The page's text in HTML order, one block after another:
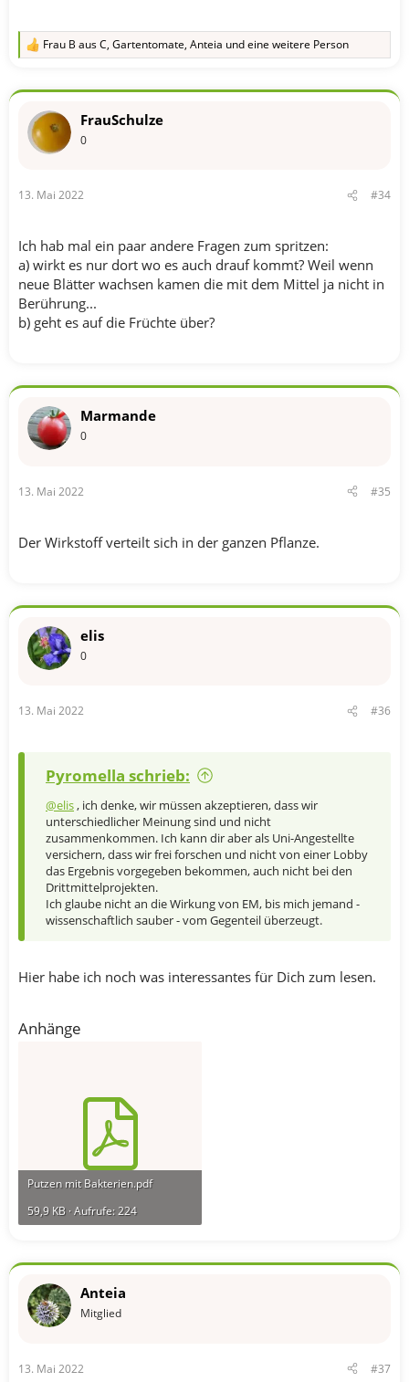
R
k
o
:
Frau B aus C, Gartentomate, Anteia und eine weitere Person
FrauSchulze
0
13. Mai 2022 #34
Ich hab mal ein paar andere Fragen zum spritzen:
a) wirkt es nur dort wo es auch drauf kommt? Weil wenn
neue Blätter wachsen kamen die mit dem Mittel ja nicht in
Berührung...
b) geht es auf die Früchte über?
Marmande
0
13. Mai 2022 #35
Der Wirkstoff verteilt sich in der ganzen Pflanze.
elis
0
13. Mai 2022 #36
Pyromella schrieb:
@elis, ich denke, wir müssen akzeptieren, dass wir
unterschiedlicher Meinung sind und nicht
zusammenkommen. Ich kann dir aber als Uni-Angestellte
versichern, dass wir frei forschen und nicht von einer Lobby
das Ergebnis vorgegeben bekommen, auch nicht bei den
Drittmittelprojekten.
Ich glaube nicht an die Wirkung von EM, bis mich jemand -
wissenschaftlich sauber - vom Gegenteil überzeugt.
Hier habe ich noch was interessantes für Dich zum lesen.
Anhänge
Putzen mit Bakterien.pdf
59,9 KB · Aufrufe: 224
Anteia
Mitglied
13. Mai 2022 #37